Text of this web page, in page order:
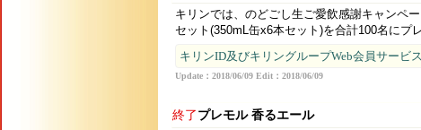
キリンでは、のどごし生ご愛飲感謝キャンペ
セット(350mL缶x6本セット)を合計100名にプ
キリンID及びキリングループWeb会員サービ
Update：2018/06/09 Edit：2018/06/09
終了 プレモル 香るエール